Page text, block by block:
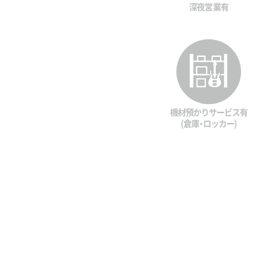
深夜営業有
機材預かりサービス有
(倉庫・ロッカー)